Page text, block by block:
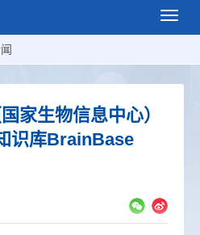
Toggle
家生物信息中心）
识库BrainBase